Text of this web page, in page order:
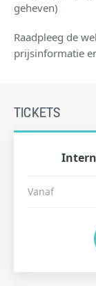
geheven)
Raadpleeg de
prijsinformatie
TICKETS
Vanaf